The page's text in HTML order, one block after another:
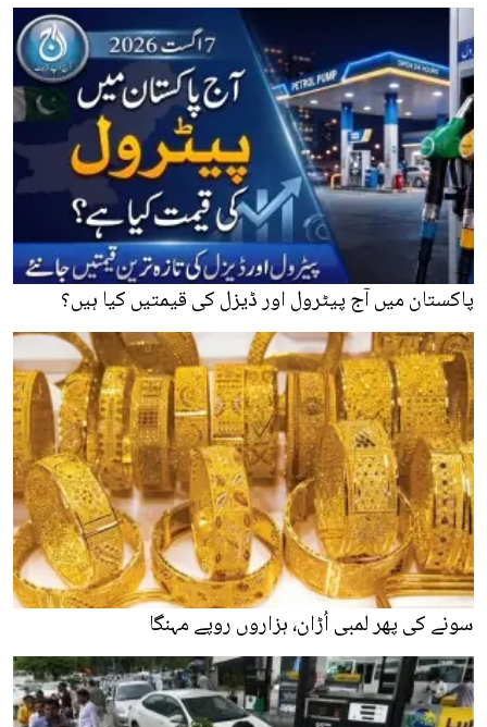
پاکستان میں آج پیٹرول اور ڈیزل کی قیمتیں کیا ہیں؟
سونے کی پھر لمبی اُڑان، ہزاروں روپے مہنگا